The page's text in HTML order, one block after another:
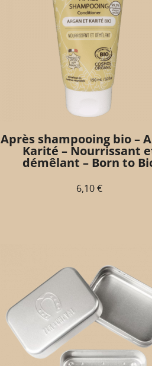
Après shampooing bio –
Karité – Nourrissant
démêlant – Born to
6,10€